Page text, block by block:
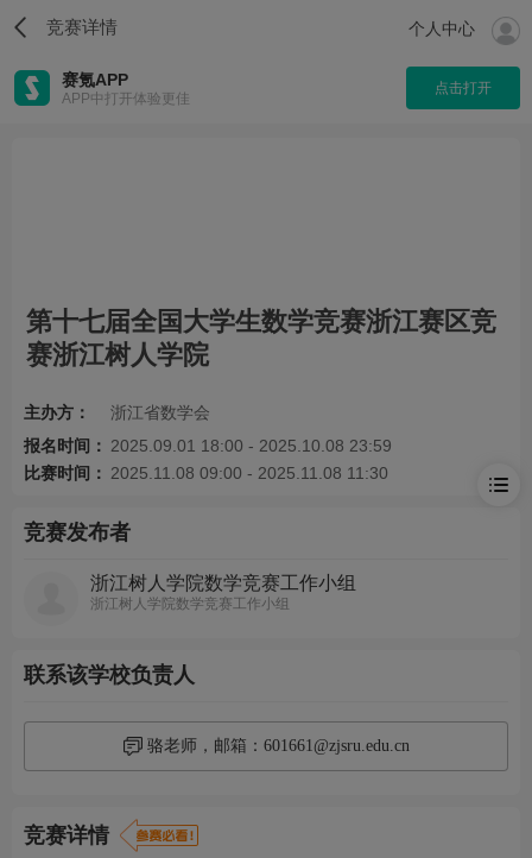
竞赛详情 个人中心
赛氪APP
APP中打开体验更佳
点击打开
第十七届全国大学生数学竞赛浙江赛区竞
赛浙江树人学院
主办方：
浙江省数学会
报名时间： 2025.09.01 18:00 - 2025.10.08 23:59
比赛时间： 2025.11.08 09:00 - 2025.11.08 11:30
竞赛发布者
浙江树人学院数学竞赛工作小组
浙江树人学院数学竞赛工作小组
联系该学校负责人
骆老师，邮箱：601661@zjsru.edu.cn
竞赛详情